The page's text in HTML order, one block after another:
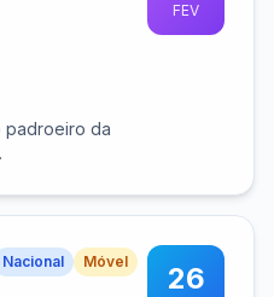
padroeiro da
FEV
Nacional Móvel 26